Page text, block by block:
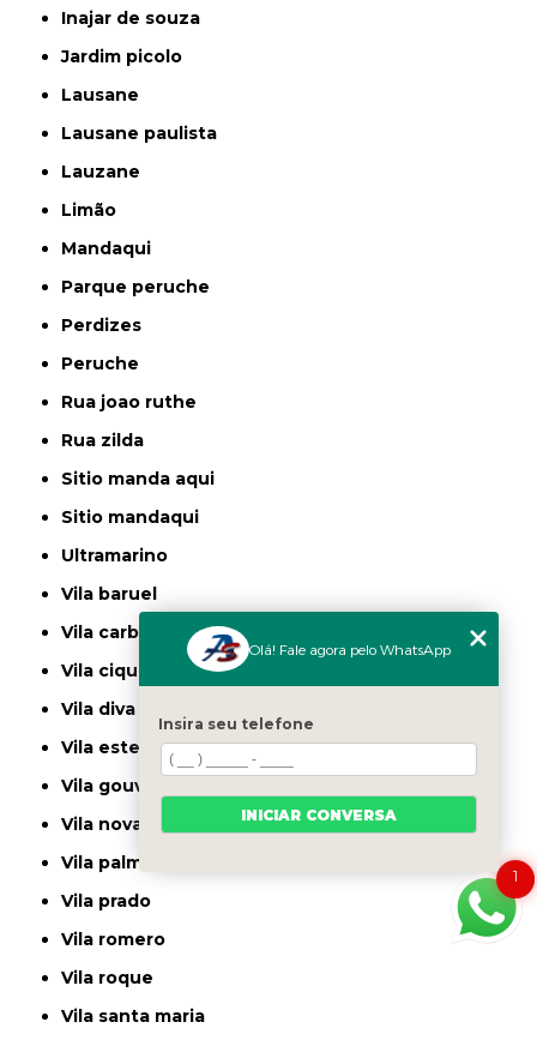
inajar de souza
jardim picolo
lausane
lausane paulista
lauzane
limão
mandaqui
parque peruche
perdizes
peruche
rua joao ruthe
rua zilda
sitio manda aqui
sitio mandaqui
ultramarino
vila baruel
vila carbone
vila ciqueira
vila diva
vila ester
vila gouvea
vila nova cachoeirinha
vila palmeiras
vila prado
vila romero
vila roque
vila santa maria
1
Olá! Fale agora pelo WhatsApp
Insira seu telefone
INICIAR CONVERSA